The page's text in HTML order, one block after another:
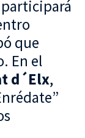
que
En el
d´Elx,